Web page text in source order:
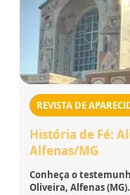
REVISTA DE
História de Fé:
Alfenas/MG
Conheça o
Oliveira, Alfenas (MG).